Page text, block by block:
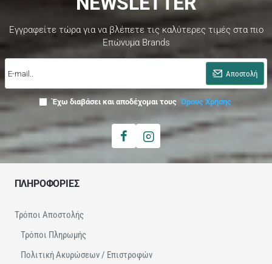
Εγγραφείτε τώρα για να βλέπετε τις καλύτερες τιμές στα πιο
Επώνυμα Brands
mail..
Αποστολή
Έχω διαβάσει και αποδέχομαι τους Όρους Χρήσης
ΠΛΗΡΟΦΟΡΙΕΣ
Τρόποι Αποστολής
Τρόποι Πληρωμής
Πολιτική Ακυρώσεων / Επιστροφών